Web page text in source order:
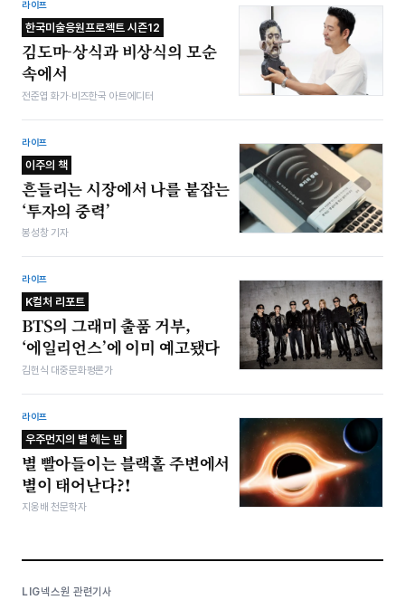
라이프
한국미술응원프로젝트 시즌12
김도마-상식과 비상식의 모순
속에서
전준엽 화가·비즈한국 아트에디터
라이프
이주의 책
흔들리는 시장에서 나를 붙잡는
‘투자의 중력’
봉성창 기자
라이프
K컬처 리포트
BTS의 그래미 출품 거부,
‘에일리언스’에 이미 예고됐다
김헌식 대중문화평론가
라이프
우주먼지의 별 헤는 밤
별 빨아들이는 블랙홀 주변에서
별이 태어난다?!
지웅배 천문학자
LIG넥스원 관련기사